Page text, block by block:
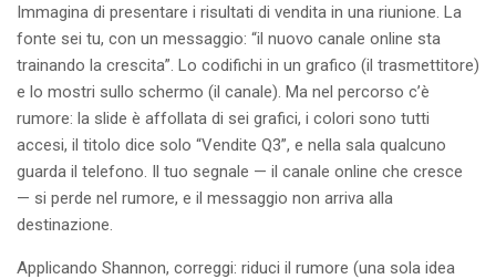
Immagina di presentare i risultati di vendita in una riunione. La
fonte sei tu, con un messaggio: “il nuovo canale online sta
trainando la crescita”. Lo codifichi in un grafico (il trasmettitore)
e lo mostri sullo schermo (il canale). Ma nel percorso c’è
rumore: la slide è affollata di sei grafici, i colori sono tutti
accesi, il titolo dice solo “Vendite Q3”, e nella sala qualcuno
guarda il telefono. Il tuo segnale — il canale online che cresce
— si perde nel rumore, e il messaggio non arriva alla
destinazione.
Applicando Shannon, correggi: riduci il rumore (una sola idea